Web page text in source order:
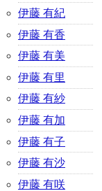
伊藤 有紀
伊藤 有香
伊藤 有美
伊藤 有里
伊藤 有紗
伊藤 有加
伊藤 有子
伊藤 有沙
伊藤 有咲